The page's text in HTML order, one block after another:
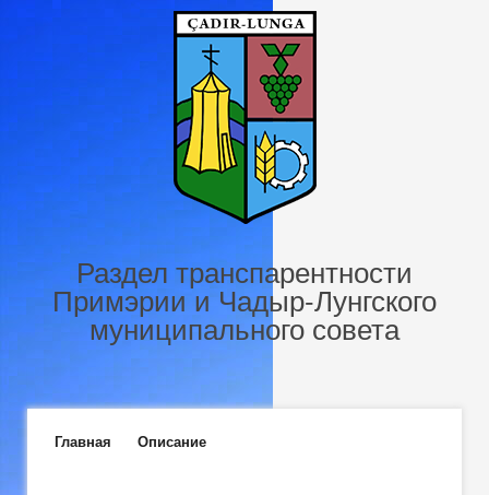
Перейти к основному содержанию
Раздел транспарентности
Примэрии и Чадыр-Лунгского
муниципального совета
Главное меню
Главная Описание